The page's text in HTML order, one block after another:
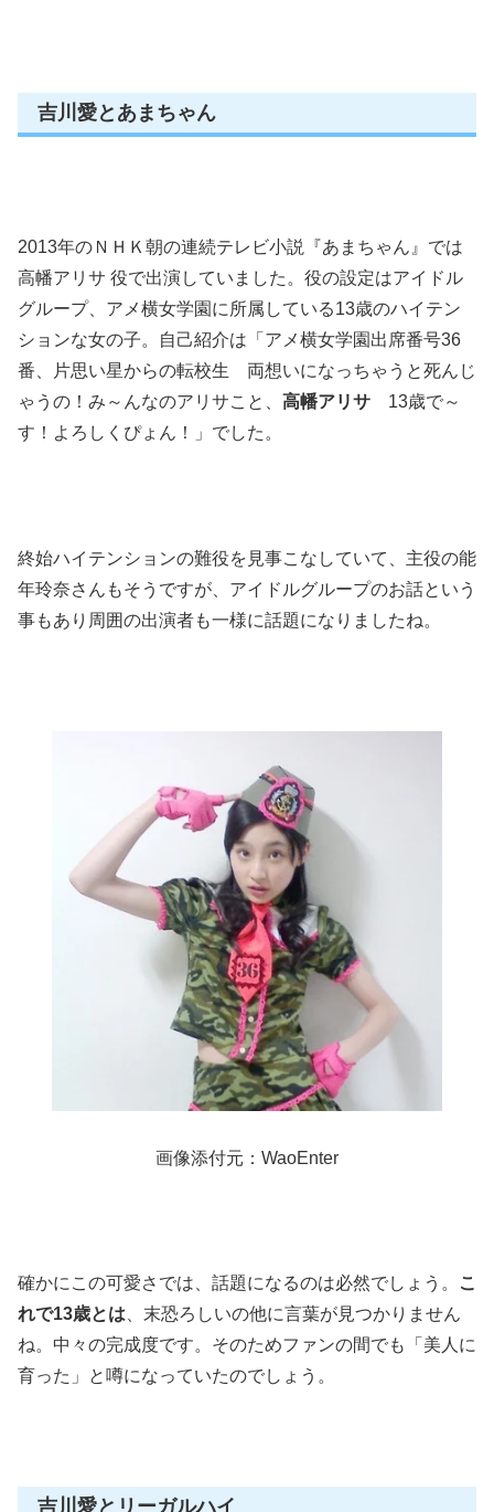
吉川愛とあまちゃん
2013年のＮＨＫ朝の連続テレビ小説『あまちゃん』では
高幡アリサ 役で出演していました。役の設定はアイドル
グループ、アメ横女学園に所属している13歳のハイテン
ションな女の子。自己紹介は「アメ横女学園出席番号36
番、片思い星からの転校生 両想いになっちゃうと死んじ
ゃうの！み～んなのアリサこと、 高幡アリサ 13歳で～
す！よろしくぴょん！」でした。
終始ハイテンションの難役を見事こなしていて、主役の能
年玲奈さんもそうですが、アイドルグループのお話という
事もあり周囲の出演者も一様に話題になりましたね。
画像添付元：WaoEnter
確かにこの可愛さでは、話題になるのは必然でしょう。
こ
れで13歳とは 、末恐ろしいの他に言葉が見つかりません
ね。中々の完成度です。そのためファンの間でも「美人に
育った」と噂になっていたのでしょう。
吉川愛とリーガルハイ